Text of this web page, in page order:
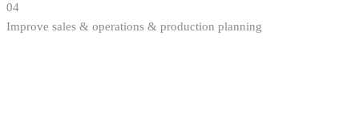
04
Improve sales & operations & production planning